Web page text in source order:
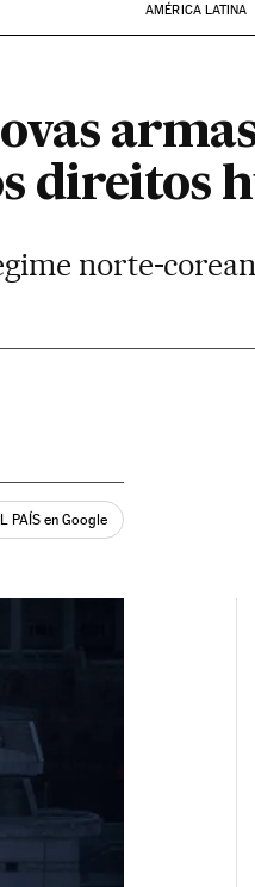
AMÉRICA LATINA
direitos
norte-
PAÍS en Google